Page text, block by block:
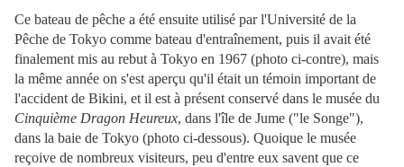
Ce bateau de pêche a été ensuite utilisé par l'Université de la
Pêche de Tokyo comme bateau d'entraînement, puis il avait été
finalement mis au rebut à Tokyo en 1967 (photo ci-contre), mais
la même année on s'est aperçu qu'il était un témoin important de
l'accident de Bikini, et il est à présent conservé dans le musée du
Cinquième Dragon Heureux, dans l'île de Jume ("le Songe"),
dans la baie de Tokyo (photo ci-dessous). Quoique le musée
reçoive de nombreux visiteurs, peu d'entre eux savent que ce